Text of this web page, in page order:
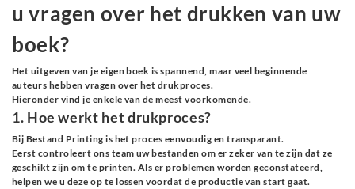
u vragen over het drukken van uw
boek?
Het uitgeven van je eigen boek is spannend, maar veel beginnende
auteurs hebben vragen over het drukproces.
Hieronder vind je enkele van de meest voorkomende.
1. Hoe werkt het drukproces?
Bij Bestand Printing is het proces eenvoudig en transparant.
Eerst controleert ons team uw bestanden om er zeker van te zijn dat ze
geschikt zijn om te printen. Als er problemen worden geconstateerd,
helpen we u deze op te lossen voordat de productie van start gaat.